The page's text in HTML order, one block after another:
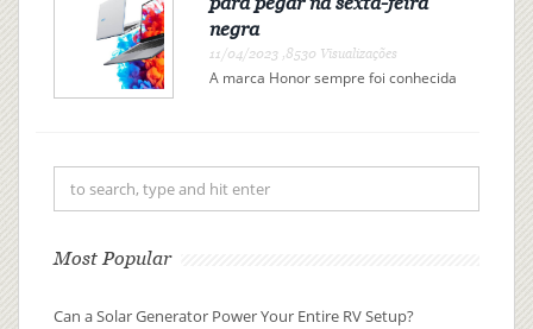
negra
11/04/2023 ,8530 Visualizações
A marca Honor sempre foi conhecida
linha! Se você está no mercado f...
Most Popular
Can a Solar Generator Power Your Entire RV Setup?